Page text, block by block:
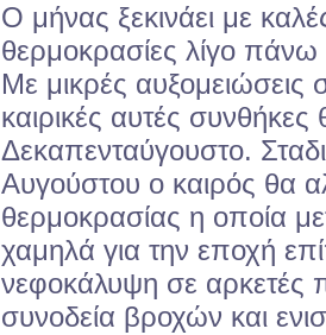
Ο μήνας ξεκινάει με
θερμοκρασίες λίγο
Με μικρές αυξομειώσεις
καιρικές αυτές
Δεκαπενταύγουστο.
Αυγούστου ο καιρός θα
θερμοκρασίας η οποία
χαμηλά για την εποχή
νεφοκάλυψη σε αρκετές
συνοδεία βροχών και